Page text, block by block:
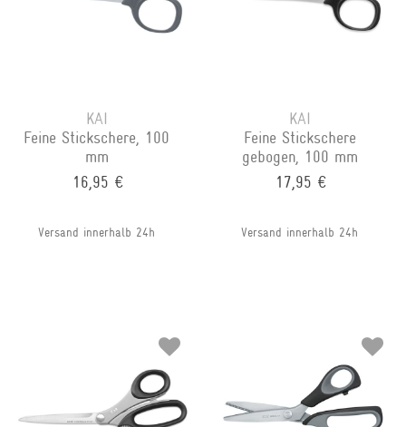
KAI
Feine Stickschere, 100
mm
16,95 €
Versand innerhalb 24h
KAI
Feine Stickschere
gebogen, 100 mm
17,95 €
Versand innerhalb 24h